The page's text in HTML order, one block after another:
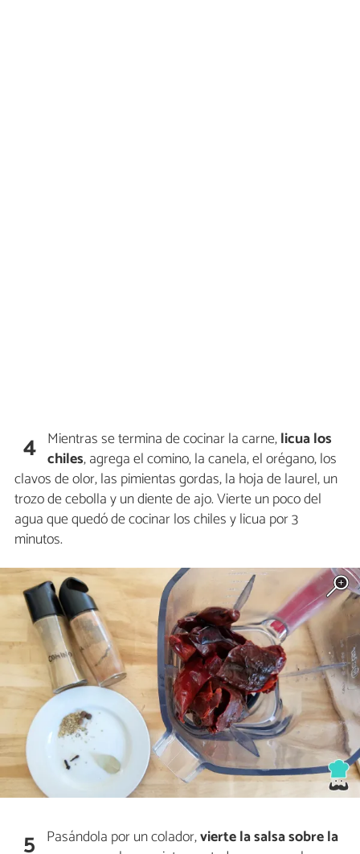
4 Mientras se termina de cocinar la carne,licua los
chiles, agrega el comino, la canela, el orégano, los
clavos de olor, las pimientas gordas, la hoja de laurel, un
trozo de cebolla y un diente de ajo. Vierte un poco del
agua que quedó de cocinar los chiles y licua por 3
minutos.
5 Pasándola por un colador,vierte la salsa sobre la